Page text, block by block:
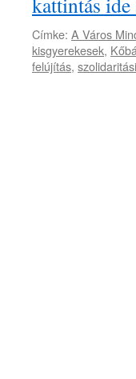
Címke: A Város
kisgyerekesek,
felújítás,